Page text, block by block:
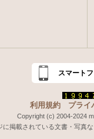
スマート
利用規約 プライ
Copyright (c) 2004-2024
に掲載されている文書・写真